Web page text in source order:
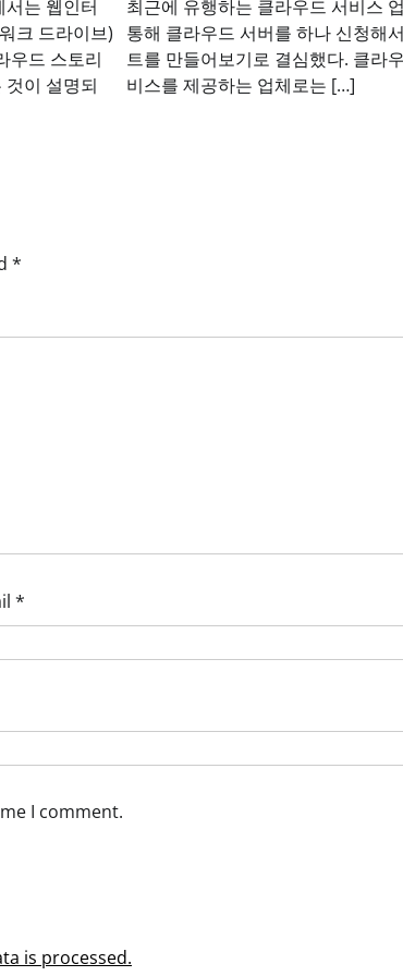
는 웹인터
크 드라이브)
우드 스토리
이 설명되
최근에 유행하는 클라우드 서비스
통해 클라우드 서버를 하나 신청해
트를 만들어보기로 결심했다. 클라
비스를 제공하는 업체로는 […]
*
*
I comment.
is processed.